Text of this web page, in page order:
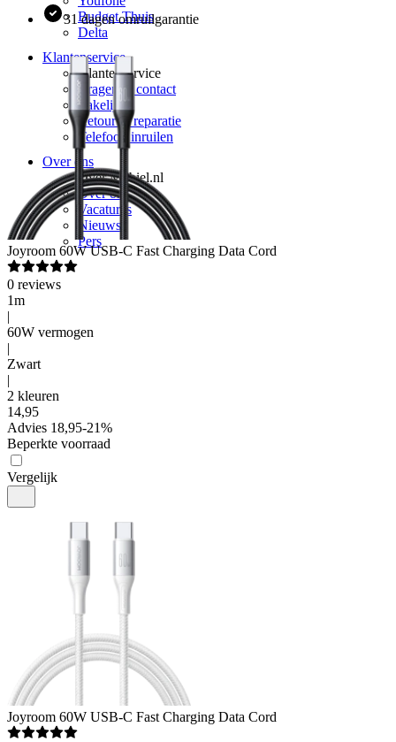
Budget Thuis
Delta
Klantenservice
Klantenservice
Vragen & contact
Zakelijk
Retour & reparatie
Telefoon inruilen
Over ons
Over Mobiel.nl
Over ons
Vacatures
Nieuws
Pers
31 dagen omruilgarantie
Joyroom 60W USB-C Fast Charging Data Cord
0 reviews
1m
|
60W vermogen
|
Zwart
|
2 kleuren
14,95
Advies 18,95-21%
Beperkte voorraad
Vergelijk
Joyroom 60W USB-C Fast Charging Data Cord